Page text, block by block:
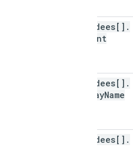
attendees[] .
comment
attendees[] .
displayName
attendees[] .